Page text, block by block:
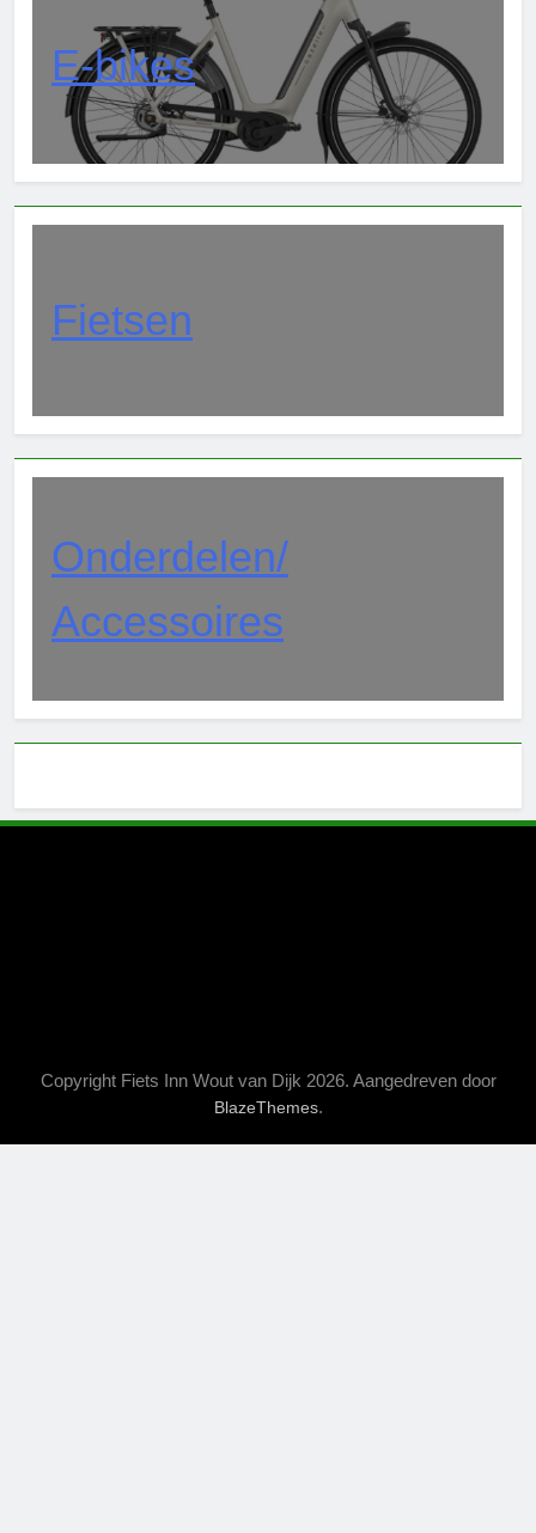
E-bikes
Fietsen
Onderdelen/
Accessoires
Copyright Fiets Inn Wout van Dijk 2026. Aangedreven door
BlazeThemes.